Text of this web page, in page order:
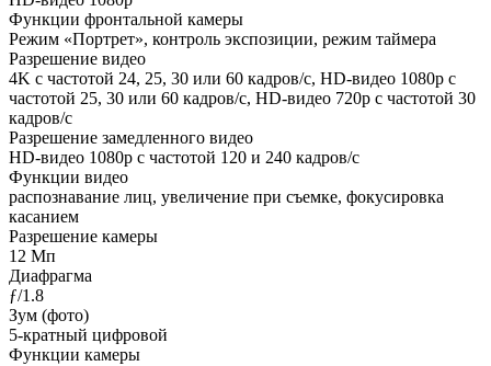
Функции фронтальной камеры
Режим «Портрет», контроль экспозиции, режим таймера
Разрешение видео
4K с частотой 24, 25, 30 или 60 кадров/ с, HD-видео 1080p с
частотой 25, 30 или 60 кадров/ с, HD-видео 720p с частотой 30
кадров/ с
Разрешение замедленного видео
HD-видео 1080р с частотой 120 и 240 кадров/ с
Функции видео
распознавание лиц, увеличение при съемке, фокусировка
касанием
Разрешение камеры
12 Мп
Диафрагма
ƒ/1.8
Зум (фото)
5-кратный цифровой
Функции камеры